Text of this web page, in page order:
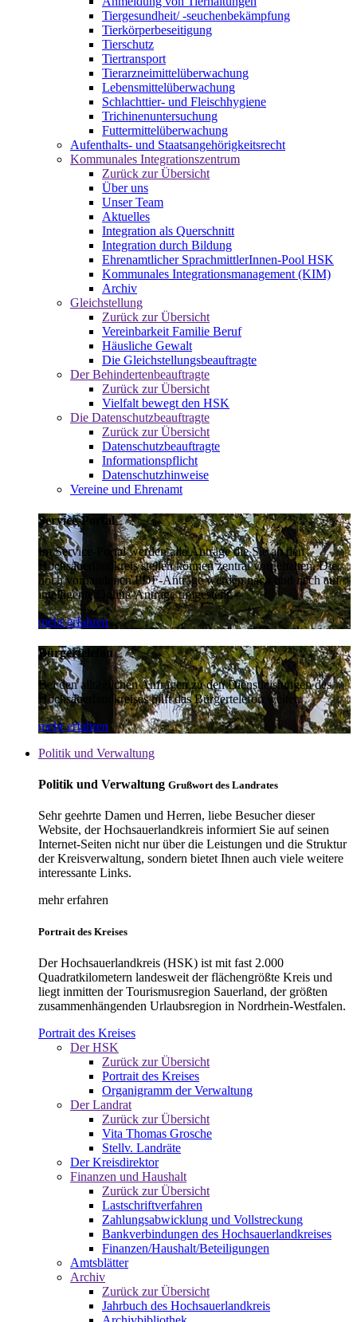
Tiergesundheit/ -seuchenbekämpfung
Tierkörperbeseitigung
Tierschutz
Tiertransport
Tierarzneimittelüberwachung
Lebensmittelüberwachung
Schlachttier- und Fleischhygiene
Trichinenuntersuchung
Futtermittelüberwachung
Aufenthalts- und Staatsangehörigkeitsrecht
Kommunales Integrationszentrum
Zurück zur Übersicht
Über uns
Unser Team
Aktuelles
Integration als Querschnitt
Integration durch Bildung
Ehrenamtlicher SprachmittlerInnen-Pool HSK
Kommunales Integrationsmanagement (KIM)
Archiv
Gleichstellung
Zurück zur Übersicht
Vereinbarkeit Familie Beruf
Häusliche Gewalt
Die Gleichstellungsbeauftragte
Der Behindertenbeauftragte
Zurück zur Übersicht
Vielfalt bewegt den HSK
Die Datenschutzbeauftragte
Zurück zur Übersicht
Datenschutzbeauftragte
Informationspflicht
Datenschutzhinweise
Vereine und Ehrenamt
Service-Portal
Im Service-Portal werden alle Anträge die Sie an den
Hochsauerlandkreis stellen können zentral vorgehalten. Die
noch vorhandenen PDF-Anträge werden nach und nach auf
intelligente Online-Anträge umgestellt.
mehr erfahren
Bürgertelefon
Bei den alltäglichen Anfragen zu den Dienstleistungen des
Hochsauerlandkreises hilft das Bürgertelefon weiter.
mehr erfahren
Politik und Verwaltung
Politik und Verwaltung Grußwort des Landrates
Sehr geehrte Damen und Herren, liebe Besucher dieser
Website, der Hochsauerlandkreis informiert Sie auf seinen
Internet-Seiten nicht nur über die Leistungen und die Struktur
der Kreisverwaltung, sondern bietet Ihnen auch viele weitere
interessante Links.
mehr erfahren
Portrait des Kreises
Der Hochsauerlandkreis (HSK) ist mit fast 2.000
Quadratkilometern landesweit der flächengrößte Kreis und
liegt inmitten der Tourismusregion Sauerland, der größten
zusammenhängenden Urlaubsregion in Nordrhein-Westfalen.
Portrait des Kreises
Der HSK
Zurück zur Übersicht
Portrait des Kreises
Organigramm der Verwaltung
Der Landrat
Zurück zur Übersicht
Vita Thomas Grosche
Stellv. Landräte
Der Kreisdirektor
Finanzen und Haushalt
Zurück zur Übersicht
Lastschriftverfahren
Zahlungsabwicklung und Vollstreckung
Bankverbindungen des Hochsauerlandkreises
Finanzen/Haushalt/Beteiligungen
Amtsblätter
Archiv
Zurück zur Übersicht
Jahrbuch des Hochsauerlandkreis